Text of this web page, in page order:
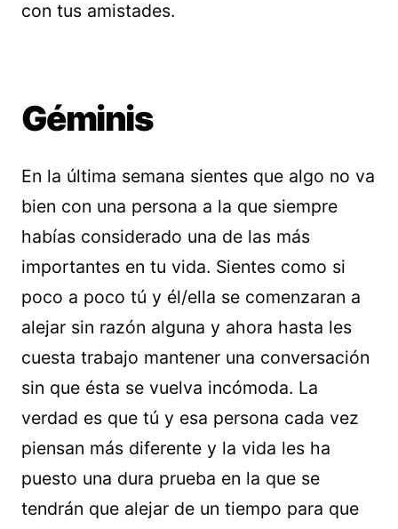
con tus amistades.
Géminis
En la última semana sientes que algo no va
bien con una persona a la que siempre
habías considerado una de las más
importantes en tu vida. Sientes como si
poco a poco tú y él/ella se comenzaran a
alejar sin razón alguna y ahora hasta les
cuesta trabajo mantener una conversación
sin que ésta se vuelva incómoda. La
verdad es que tú y esa persona cada vez
piensan más diferente y la vida les ha
puesto una dura prueba en la que se
tendrán que alejar de un tiempo para que